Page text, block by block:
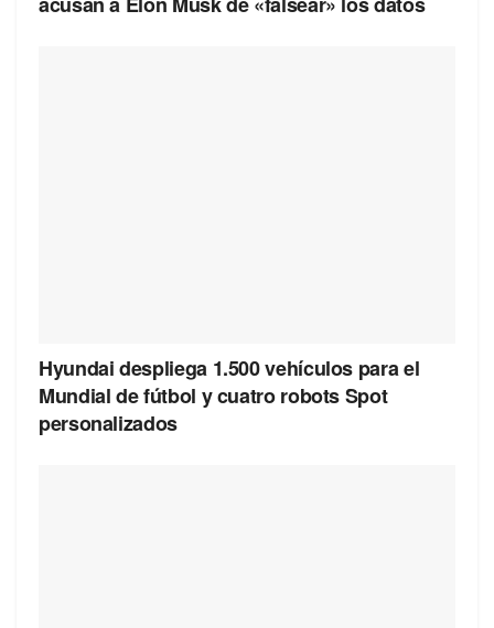
Hyundai despliega 1.500 vehículos para el
Mundial de fútbol y cuatro robots Spot
personalizados